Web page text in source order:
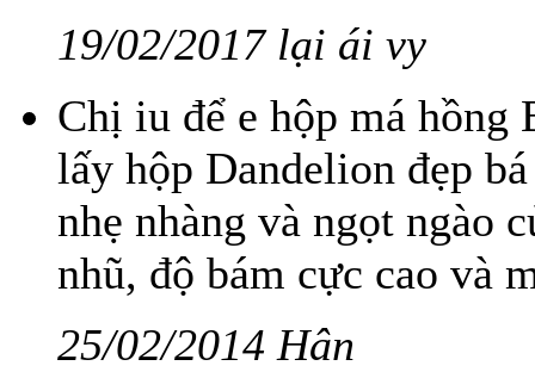
19/02/2017 lại ái vy
Chị iu để e hộp má hồng
lấy hộp Dandelion đẹp
nhẹ nhàng và ngọt ngào
nhũ, độ bám cực cao và
25/02/2014 Hân